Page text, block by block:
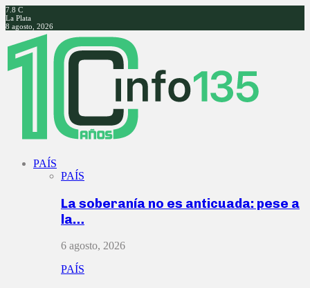
7.8 C
La Plata
8 agosto, 2026
Facebook
Twitter
Instagram
Youtube
PAÍS
PAÍS
La soberanía no es anticuada: pese a
la…
6 agosto, 2026
PAÍS